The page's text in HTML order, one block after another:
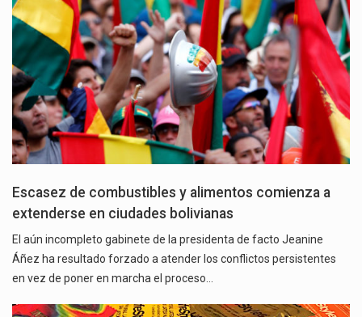
Escasez de combustibles y alimentos comienza a
extenderse en ciudades bolivianas
El aún incompleto gabinete de la presidenta de facto Jeanine
Áñez ha resultado forzado a atender los conflictos persistentes
en vez de poner en marcha el proceso…